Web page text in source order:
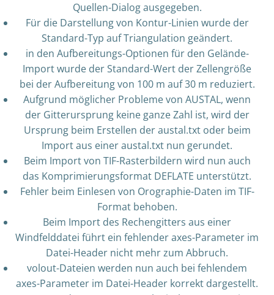
Quellen-Dialog ausgegeben.
Für die Darstellung von Kontur-Linien wurde der
Standard-Typ auf Triangulation geändert.
in den Aufbereitungs-Optionen für den Gelände-
Import wurde der Standard-Wert der Zellengröße
bei der Aufbereitung von 100 m auf 30 m reduziert.
Aufgrund möglicher Probleme von AUSTAL, wenn
der Gitterursprung keine ganze Zahl ist, wird der
Ursprung beim Erstellen der austal.txt oder beim
Import aus einer austal.txt nun gerundet.
Beim Import von TIF-Rasterbildern wird nun auch
das Komprimierungsformat DEFLATE unterstützt.
Fehler beim Einlesen von Orographie-Daten im TIF-
Format behoben.
Beim Import des Rechengitters aus einer
Windfelddatei führt ein fehlender axes-Parameter im
Datei-Header nicht mehr zum Abbruch.
volout-Dateien werden nun auch bei fehlendem
axes-Parameter im Datei-Header korrekt dargestellt.